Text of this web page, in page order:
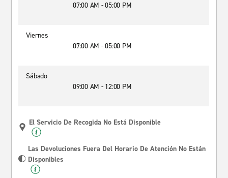
07:00 AM - 05:00 PM
Viernes
07:00 AM - 05:00 PM
Sábado
09:00 AM - 12:00 PM
El Servicio De Recogida No Está Disponible
Las Devoluciones Fuera Del Horario De Atención No Están
Disponibles